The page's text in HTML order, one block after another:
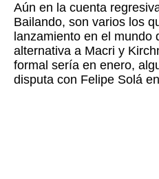
Aún en la cuenta
Bailando, son varios los
lanzamiento en el mundo
alternativa a Macri y
formal sería en enero,
disputa con Felipe Solá